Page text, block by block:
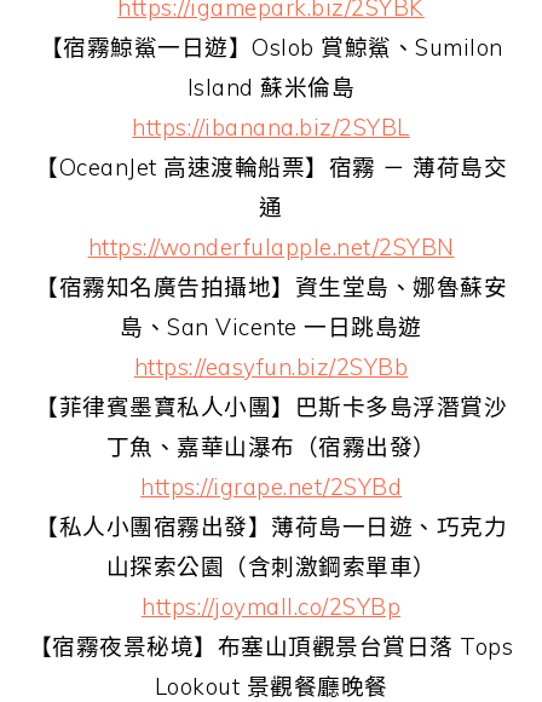
https://igamepark.biz/2SYBK
【宿霧鯨鯊一日遊】Oslob 賞鯨鯊、Sumilon
Island 蘇米倫島
https://ibanana.biz/2SYBL
【OceanJet 高速渡輪船票】宿霧 － 薄荷島交
通
https://wonderfulapple.net/2SYBN
【宿霧知名廣告拍攝地】資生堂島、娜魯蘇安
島、San Vicente 一日跳島遊
https://easyfun.biz/2SYBb
【菲律賓墨寶私人小團】巴斯卡多島浮潛賞沙
丁魚、嘉華山瀑布（宿霧出發）
https://igrape.net/2SYBd
【私人小團宿霧出發】薄荷島一日遊、巧克力
山探索公園（含刺激鋼索單車）
https://joymall.co/2SYBp
【宿霧夜景秘境】布塞山頂觀景台賞日落 Tops
Lookout 景觀餐廳晚餐